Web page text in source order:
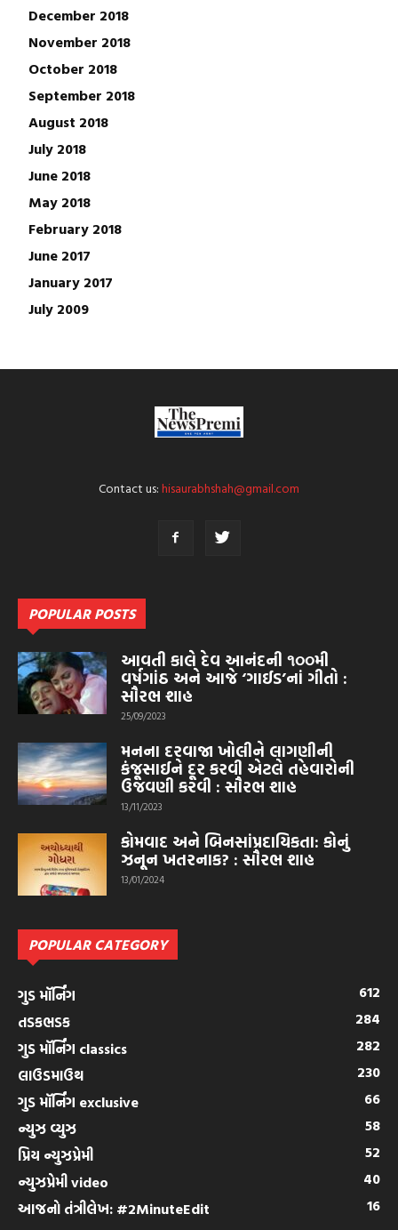
December 2018
November 2018
October 2018
September 2018
August 2018
July 2018
June 2018
May 2018
February 2018
June 2017
January 2017
July 2009
Contact us:hisaurabhshah@gmail.com
POPULAR POSTS
આવતી કાલે દેવ આનંદની ૧૦૦મી
વર્ષગાંઠ અને આજે ‘ગાઈડ’નાં ગીતો :
સૌરભ શાહ
25/09/2023
મનના દરવાજા ખોલીને લાગણીની
કંજૂસાઈને દૂર કરવી એટલે તહેવારોની
ઉજવણી કરવી : સૌરભ શાહ
13/11/2023
કોમવાદ અને બિનસાંપ્રદાયિકતા: કોનું
ઝનૂન ખતરનાક? : સૌરભ શાહ
13/01/2024
POPULAR CATEGORY
ગુડ મૉર્નિંગ
612
તડકભડક
284
ગુડ મૉર્નિંગ classics
282
લાઉડમાઉથ
230
ગુડ મૉર્નિંગ exclusive
66
ન્યુઝ વ્યુઝ
58
પ્રિય ન્યુઝપ્રેમી
52
ન્યુઝપ્રેમી video
40
આજનો તંત્રીલેખ: #2MinuteEdit
16